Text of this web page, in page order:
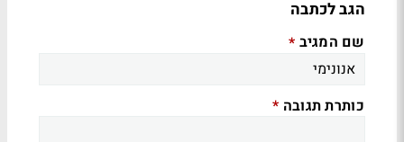
הגב לכתבה
שם המגיב *
כותרת תגובה *